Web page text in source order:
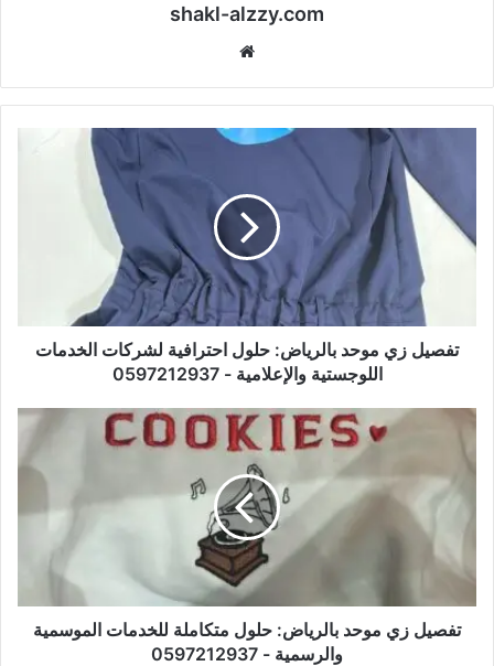
shakl-alzzy.com
تفصيل زي موحد بالرياض: حلول احترافية لشركات الخدمات
اللوجستية والإعلامية - 0597212937
تفصيل زي موحد بالرياض: حلول متكاملة للخدمات الموسمية
والرسمية - 0597212937